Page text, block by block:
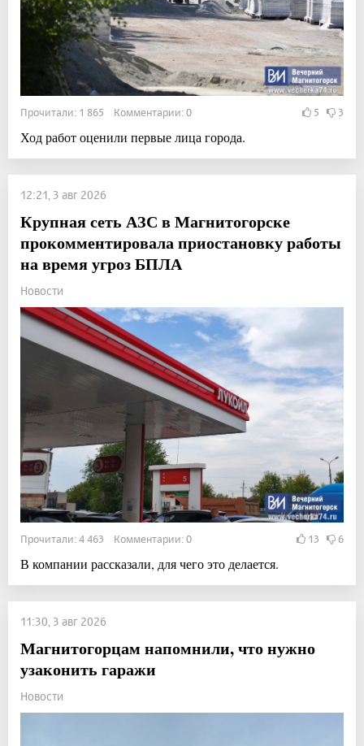
Прочитали: 1 865 Комментарии: 0 5 3
Ход работ оценили первые лица города.
12:21, 3 авг 2026
Крупная сеть АЗС в Магнитогорске
прокомментировала приостановку работы
на время угроз БПЛА
Новости
Прочитали: 4 463 Комментарии: 0 13 6
В компании рассказали, для чего это делается.
11:30, 3 авг 2026
Магнитогорцам напомнили, что нужно
узаконить гаражи
Новости